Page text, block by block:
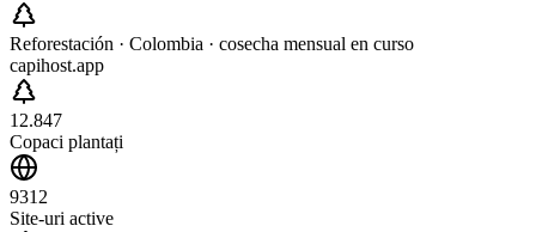
Reforestación · Colombia · cosecha mensual en curso
capihost.app
12.847
Copaci plantați
9312
Site-uri active